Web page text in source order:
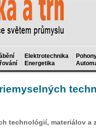
Elektrotechnika
Energetika
technológií, materiálov a